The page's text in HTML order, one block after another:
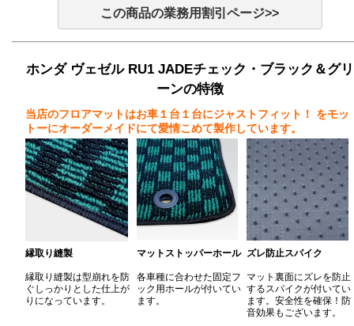
この商品の業務用割引ページ>>
ホンダ ヴェゼル RU1 JADEチェック・ブラック＆グリ
ーンの特徴
当店のフロアマットはお車１台１台にジャストフィット！
をモッ
トーにオーダーメイドにて愛情こめて製作しています。
縁取り縫製
縁取り縫製は型崩れを防
ぐしっかりとした仕上が
りになっています。
マットストッパーホール
各車種に合わせた固定フ
ック用ホールが付いてい
ます。
ズレ防止スパイク
マット裏面にズレを防止
するスパイクが付いてい
ます。安全性を確保！防
音効果もございます。